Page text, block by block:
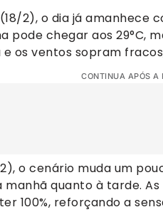
2), o dia já amanhece
pode chegar aos 29°C,
os ventos sopram
CONTINUA APÓS A
o cenário muda um
quanto à tarde.
100%, reforçando a